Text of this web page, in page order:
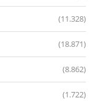
(11.328)
(18.871)
(8.862)
(1.722)